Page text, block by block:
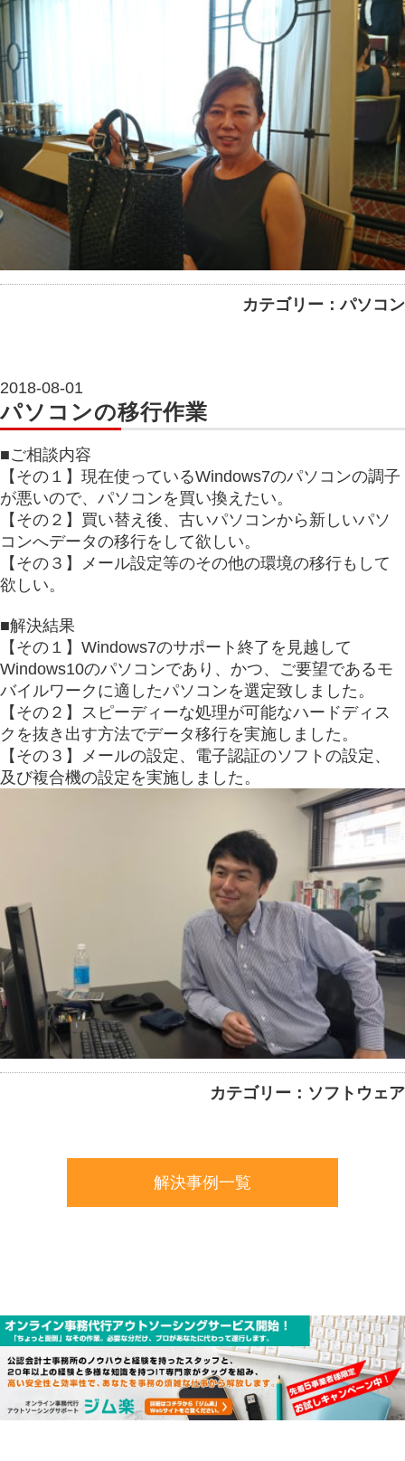
カテゴリー：パソコン
2018-08-01
パソコンの移行作業
■ご相談内容
【その１】現在使っているWindows7のパソコンの調子
が悪いので、パソコンを買い換えたい。
【その２】買い替え後、古いパソコンから新しいパソ
コンへデータの移行をして欲しい。
【その３】メール設定等のその他の環境の移行もして
欲しい。
■解決結果
【その１】Windows7のサポート終了を見越して
Windows10のパソコンであり、かつ、ご要望であるモ
バイルワークに適したパソコンを選定致しました。
【その２】スピーディーな処理が可能なハードディス
クを抜き出す方法でデータ移行を実施しました。
【その３】メールの設定、電子認証のソフトの設定、
及び複合機の設定を実施しました。
カテゴリー：ソフトウェア
解決事例一覧